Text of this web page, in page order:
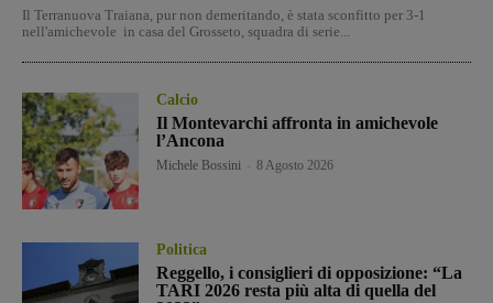
Il Terranuova Traiana, pur non demeritando, è stata sconfitto per 3-1
nell'amichevole in casa del Grosseto, squadra di serie...
Calcio
Il Montevarchi affronta in amichevole
l’Ancona
Michele Bossini 8 Agosto 2026
Politica
Reggello, i consiglieri di opposizione: “La
TARI 2026 resta più alta di quella del